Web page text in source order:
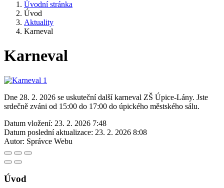
Úvodní stránka
Úvod
Aktuality
Karneval
Karneval
Dne 28. 2. 2026 se uskuteční další karneval ZŠ Úpice-Lány. Jste
srdečně zváni od 15:00 do 17:00 do úpického městského sálu.
Datum vložení: 23. 2. 2026 7:48
Datum poslední aktualizace: 23. 2. 2026 8:08
Autor: Správce Webu
Úvod